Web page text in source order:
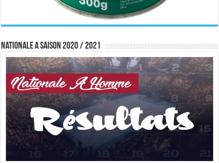
Nationale A saison 2020 / 2021